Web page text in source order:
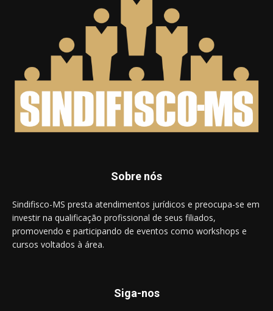
Sobre nós
Sindifisco-MS presta atendimentos jurídicos e preocupa-se em
investir na qualificação profissional de seus filiados,
promovendo e participando de eventos como workshops e
cursos voltados à área.
Siga-nos